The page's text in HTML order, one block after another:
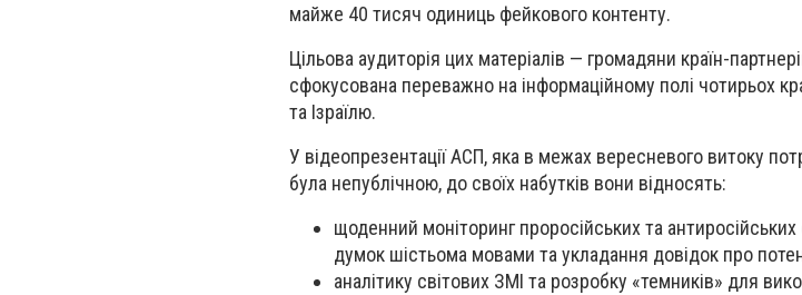
майже 40 тисяч одиниць фейкового контенту.
Цільова аудиторія цих матеріалів — громадяни країн-
сфокусована переважно на інформаційному полі чотирьох
та Ізраїлю.
У відеопрезентації АСП, яка в межах вересневого витоку
була непублічною, до своїх набутків вони відносять:
щоденний моніторинг проросійських та
думок шістьома мовами та укладання довідок про
аналітику світових ЗМІ та розробку «темників» для